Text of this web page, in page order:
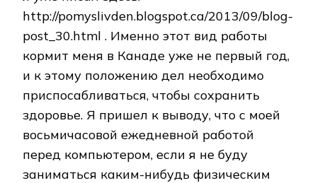
http://pomyslivden.blogspot.ca/2013/09/blog-
post_30.html . Именно этот вид работы
кормит меня в Канаде уже не первый год,
и к этому положению дел необходимо
приспосабливаться, чтобы сохранить
здоровье. Я пришел к выводу, что с моей
восьмичасовой ежедневной работой
перед компьютером, если я не буду
заниматься каким-нибудь физическим